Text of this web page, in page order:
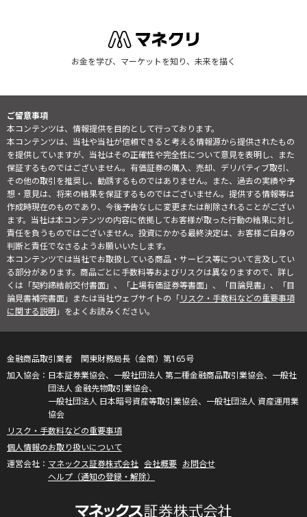
お金を学び、マーケットを知り、未来を描く
ご留意事項
本コンテンツは、情報提供を目的として行っております。
本コンテンツは、当社や当社が信頼できると考える情報源から提供されたもの
を提供していますが、当社はその正確性や完全性について意見を表明し、また
保証するものではございません。有価証券の購入、売却、デリバティブ取引、
その他の取引を推奨し、勧誘するものではありません。また、過去の実績や予
想・意見は、将来の結果を保証するものではございません。提供する情報等は
作成時現在のものであり、今後予告なしに変更または削除されることがござい
ます。当社は本コンテンツの内容に依拠してお客様が取った行動の結果に対し
責任を負うものではございません。投資にかかる最終決定は、お客様ご自身の
判断と責任でなさるようお願いいたします。
本コンテンツでは当社でお取扱している商品・サービス等について言及してい
る部分があります。商品ごとに手数料等およびリスクは異なりますので、詳し
くは「契約締結前交付書面」、「上場有価証券等書面」、「目論見書」、「目
論見書補完書面」または当社ウェブサイトの「リスク・手数料などの重要事項
に関する説明」をよくお読みください。
金融商品取引業者 関東財務局長（金商）第165号
日本証券業協会、一般社団法人 第二種金融商品取引業協会、一般社
団法人 金融先物取引業協会、
一般社団法人 日本暗号資産等取引業協会、一般社団法人 資産運用業
協会
リスク・手数料などの重要事項
個人情報のお取り扱いについて
マネックス証券株式会社 会社概要 お問合せ
ヘルプ（通知の登録・解除）